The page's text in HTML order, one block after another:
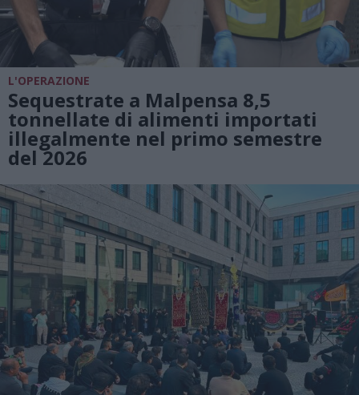
L'OPERAZIONE
Sequestrate a Malpensa 8,5
tonnellate di alimenti importati
illegalmente nel primo semestre
del 2026